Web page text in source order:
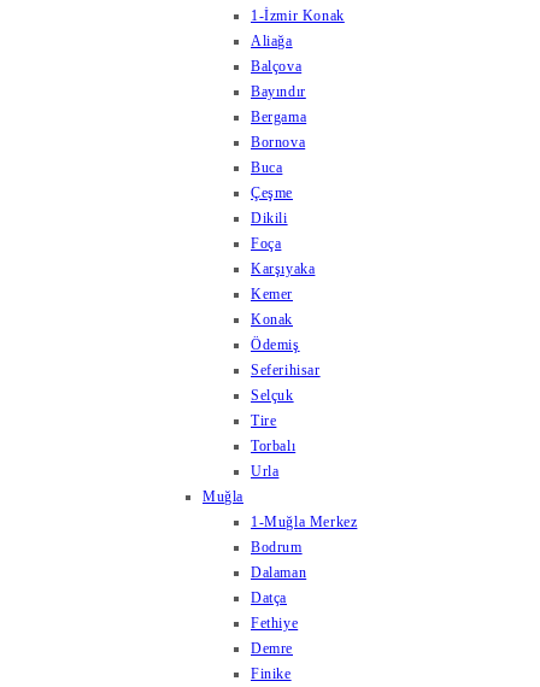
1-İzmir Konak
Aliağa
Balçova
Bayındır
Bergama
Bornova
Buca
Çeşme
Dikili
Foça
Karşıyaka
Kemer
Konak
Ödemiş
Seferihisar
Selçuk
Tire
Torbalı
Urla
Muğla
1-Muğla Merkez
Bodrum
Dalaman
Datça
Fethiye
Demre
Finike